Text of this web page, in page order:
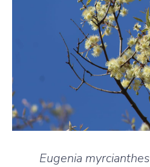
Eugenia myrcianthes